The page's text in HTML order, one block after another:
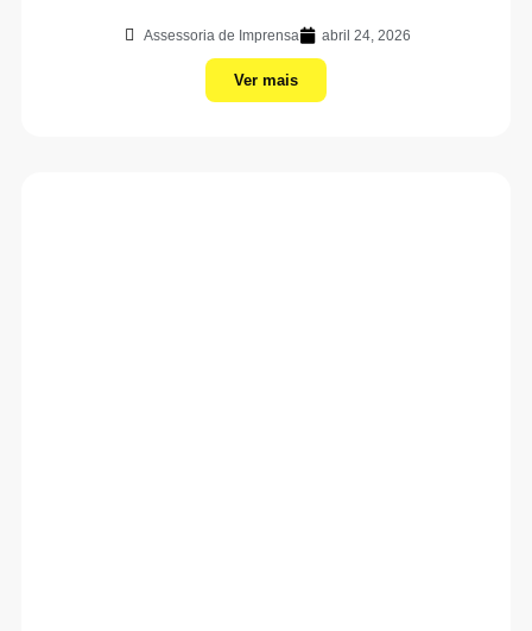
Assessoria de Imprensa abril 24, 2026
Ver mais